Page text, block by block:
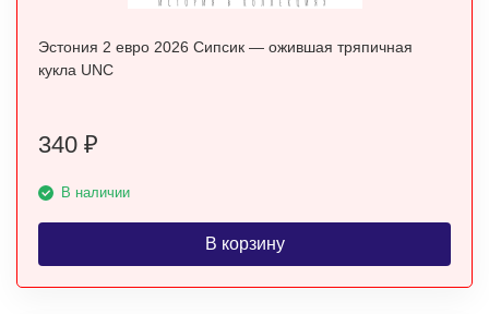
Эстония 2 евро 2026 Сипсик — ожившая тряпичная
кукла UNC
340 ₽
В наличии
В корзину